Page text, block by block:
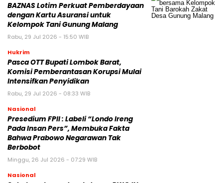
BAZNAS Lotim Perkuat Pemberdayaan
dengan Kartu Asuransi untuk
Kelompok Tani Gunung Malang
Rabu, 29 Jul 2026 - 15:50 WIB
Hukrim
Pasca OTT Bupati Lombok Barat,
Komisi Pemberantasan Korupsi Mulai
Intensifkan Penyidikan
Rabu, 29 Jul 2026 - 08:33 WIB
Nasional
Presedium FPII : Labeli “Londo Ireng
Pada Insan Pers”, Membuka Fakta
Bahwa Prabowo Negarawan Tak
Berbobot
Minggu, 26 Jul 2026 - 07:29 WIB
Nasional